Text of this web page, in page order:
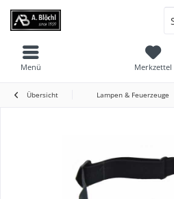
Merkzettel
Menü
Übersicht Lampen & Feuerzeuge